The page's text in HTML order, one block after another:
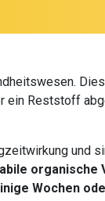
ein Reststoff
und
organische
Wochen